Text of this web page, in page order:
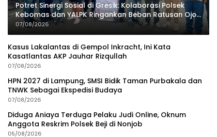
Potret Sinergi Sosial di Gresik: Kolaborasi Polsek
Kebomas dan YALPK Ringankan Beban Ratusan Ojol
dan Warga
07/08/2026
Kasus Lakalantas di Gempol Inkracht, Ini Kata
Kasatlantas AKP Jauhar Rizqullah
07/08/2026
HPN 2027 di Lampung, SMSI Bidik Taman Purbakala dan
TNWK Sebagai Ekspedisi Budaya
07/08/2026
Diduga Aniaya Terduga Pelaku Judi Online, Oknum
Anggota Reskrim Polsek Beji di Nonjob
05/08/2026